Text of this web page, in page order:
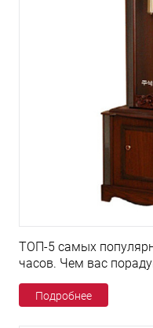
ТОП-5 самых
часов. Чем вас
Подробнее